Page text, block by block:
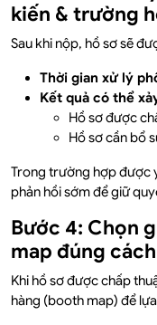
kiến & trường
Sau khi nộp, hồ sơ sẽ
Thời gian xử lý
Kết quả có thể
Hồ sơ được
Hồ sơ cần bổ
Trong trường hợp được
phản hồi sớm để giữ
Bước 4: Chọn
map đúng cách
Khi hồ sơ được chấp
hàng (booth map) để